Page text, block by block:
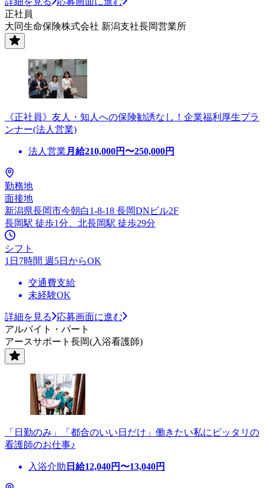
正社員
大同生命保険株式会社 新潟支社長岡営業所
《正社員》友人・知人への保険勧誘なし！企業福利厚生プラ
ンナー(法人営業)
法人営業 月給210,000円〜250,000円
勤務地
面接地
新潟県長岡市今朝白1-8-18 長岡DNビル2F
長岡駅 徒歩1分、北長岡駅 徒歩29分
シフト
1日7時間 週5日からOK
交通費支給
未経験OK
詳細を見る
応募画面に進む
アルバイト・パート
アースサポート長岡(入浴看護師)
「日勤のみ」「都合のいい日だけ」働きたい私にピッタリの
看護師のお仕事♪
入浴介助 日給12,040円〜13,040円